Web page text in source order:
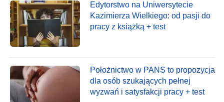
Edytorstwo na Uniwersytecie
Kazimierza Wielkiego: od pasji do
pracy z książką + test
Położnictwo w PANS to propozycja
dla osób szukających pełnej
wyzwań i satysfakcji pracy + test